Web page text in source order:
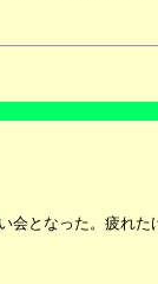
となった。疲れた